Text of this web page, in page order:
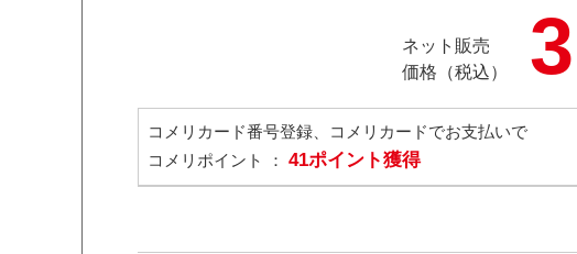
ネット販売
価格（税込）
コメリカード番号登録、コメリカードでお支払いで
コメリポイント ： 41ポイント獲得